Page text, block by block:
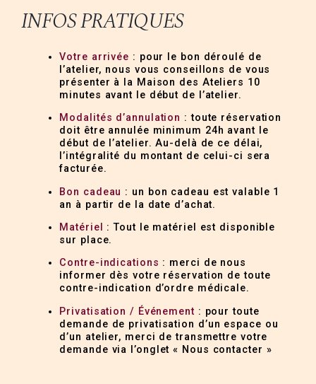
INFOS PRATIQUES
Votre arrivée : pour le bon déroulé de
l’atelier, nous vous conseillons de vous
présenter à la Maison des Ateliers 10
minutes avant le début de l’atelier.
Modalités d’annulation : toute réservation
doit être annulée minimum 24h avant le
début de l’atelier. Au-delà de ce délai,
l’intégralité du montant de celui-ci sera
facturée.
Bon cadeau : un bon cadeau est valable 1
an à partir de la date d’achat.
Matériel
: Tout le matériel est disponible
sur place.
Contre-indications : merci de nous
informer dès votre réservation de toute
contre-indication d’ordre médicale.
Privatisation / Événement : pour toute
demande de privatisation d’un espace ou
d’un atelier, merci de transmettre votre
demande via l’onglet « Nous contacter »